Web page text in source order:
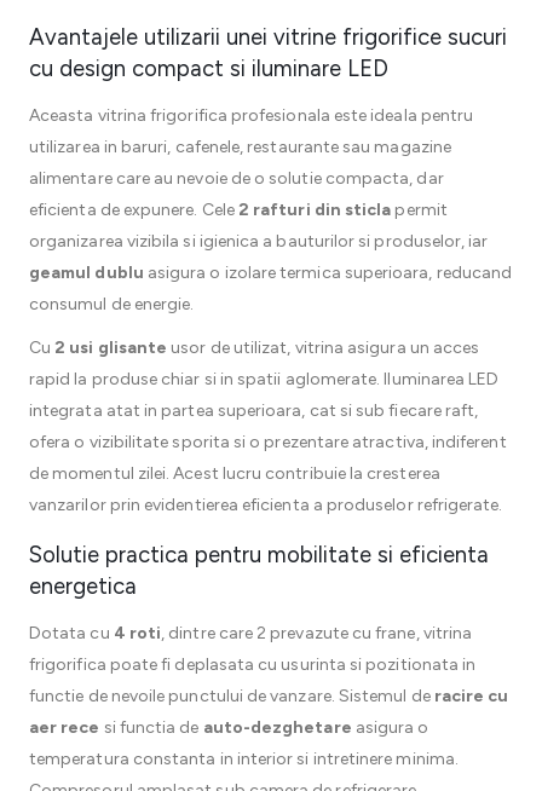
Avantajele utilizarii unei vitrine frigorifice sucuri
cu design compact si iluminare LED
Aceasta vitrina frigorifica profesionala este ideala pentru
utilizarea in baruri, cafenele, restaurante sau magazine
alimentare care au nevoie de o solutie compacta, dar
eficienta de expunere. Cele 2 rafturi din sticla permit
organizarea vizibila si igienica a bauturilor si produselor, iar
geamul dublu asigura o izolare termica superioara, reducand
consumul de energie.
Cu 2 usi glisante usor de utilizat, vitrina asigura un acces
rapid la produse chiar si in spatii aglomerate. Iluminarea LED
integrata atat in partea superioara, cat si sub fiecare raft,
ofera o vizibilitate sporita si o prezentare atractiva, indiferent
de momentul zilei. Acest lucru contribuie la cresterea
vanzarilor prin evidentierea eficienta a produselor refrigerate.
Solutie practica pentru mobilitate si eficienta
energetica
Dotata cu 4 roti, dintre care 2 prevazute cu frane, vitrina
frigorifica poate fi deplasata cu usurinta si pozitionata in
functie de nevoile punctului de vanzare. Sistemul de racire cu
aer rece si functia de auto-dezghetare asigura o
temperatura constanta in interior si intretinere minima.